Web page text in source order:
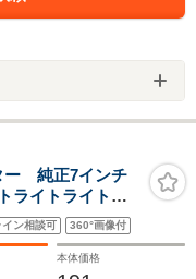
ー 純正7インチ
ライトライト
ステアリング
ロアマット 純
イン相談可 360°画像付
本体価格